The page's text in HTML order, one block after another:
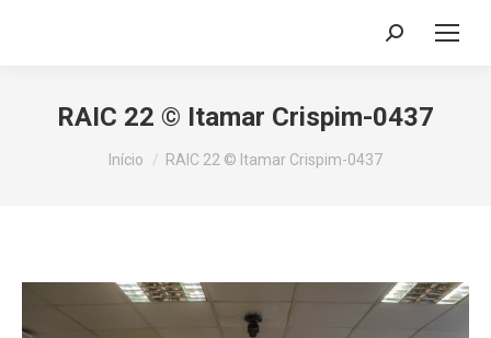
Search:
RAIC 22 © Itamar Crispim-0437
Você está aqui:
Início RAIC 22 © Itamar Crispim-0437